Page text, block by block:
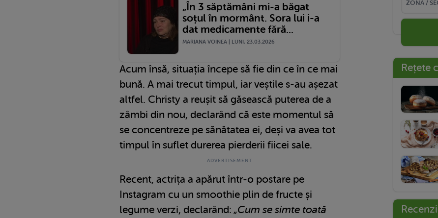
„În 3 săptămâni mi-a băgat
soțul în mormânt. Sora lui i-a
dat medicamente fără...
MARIANA VOINEA | LUNI, 23.03.2026
Acum însă, situația începe să fie din ce în ce mai
bună. A mai trecut timpul, iar veștile s-au așezat
altfel. Christy a reușit să găsească puterea de a
zâmbi din nou, declarând că este momentul să
se concentreze pe sănătatea ei, deși va avea tot
timpul în suflet durerea pierderii fiicei sale.
Recent, actrița a apărut într-o postare pe
Instagram cu un smoothie plin de fructe și
legume verzi, declarând: „Cum se simte toată
Rețete